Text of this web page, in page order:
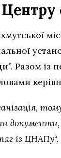
Разом
документи,
із ЦНАПу